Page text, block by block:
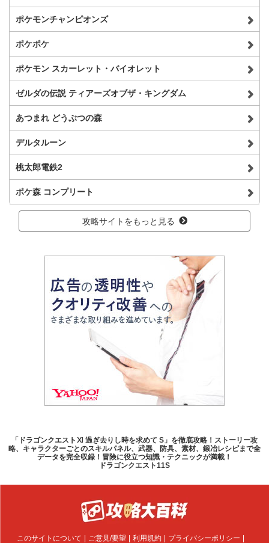
ポケモンチャンピオンズ
ポケポケ
ポケモン スカーレット・バイオレット
ゼルダの伝説 ティアーズオブザ・キングダム
あつまれ どうぶつの森
デルタルーン
桃太郎電鉄2
ポケ森 コンプリート
攻略サイトをもっと見る
「ドラゴンクエストⅪ 過ぎ去りし時を求めて S」を徹底攻略！ストーリー攻
略、キャラクターごとのスキルパネル、武器、防具、素材、鍛冶レシピまで全
データを完全収録！冒険に役立つ知識・テクニックが満載！
ドラゴンクエスト11S
このサイトについて ご意見/要望 利用規約 プライバシーポリシー